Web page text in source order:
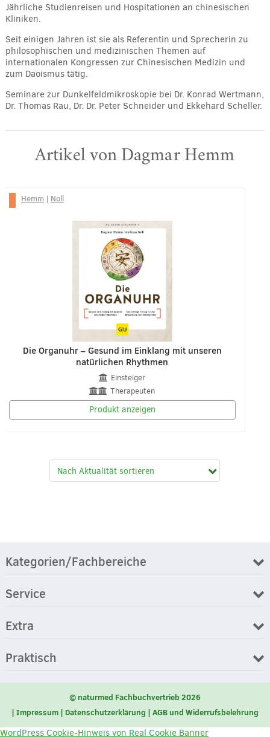
Jährliche Studienreisen und Hospitationen an chinesischen
Kliniken.
Seit einigen Jahren ist sie als Referentin und Sprecherin zu
philosophischen und medizinischen Themen auf
internationalen Kongressen zur Chinesischen Medizin und
zum Daoismus tätig.
Seminare zur Dunkelfeldmikroskopie bei Dr. Konrad Wertmann,
Dr. Thomas Rau, Dr. Dr. Peter Schneider und Ekkehard Scheller.
Artikel von Dagmar Hemm
Hemm | Noll
Die Organuhr – Gesund im Einklang mit unseren
natürlichen Rhythmen
Einsteiger
Therapeuten
Produkt anzeigen
Kategorien/Fachbereiche
Service
Extra
Praktisch
© naturmed Fachbuchvertrieb 2026
Impressum
Datenschutzerklärung AGB und Widerrufsbelehrung
WordPress Cookie-Hinweis von Real Cookie Banner